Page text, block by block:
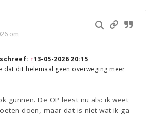
om
schreef: ↑13-05-2026 20:15
dat dit helemaal geen overweging meer
gunnen. De OP leest nu als: ik weet
doen, maar dat is niet wat ik ga